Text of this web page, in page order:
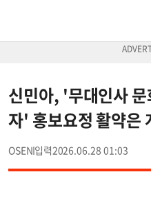
신민아, '무대인사
자' 홍보요정 활약은
OSEN 2026.06.28 01:03